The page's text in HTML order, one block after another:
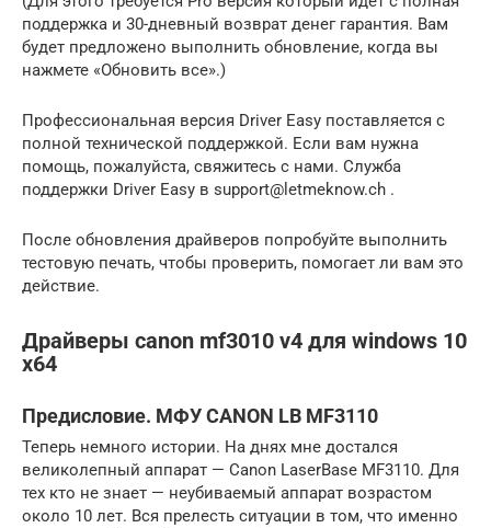
поддержка и 30-дневный возврат денег гарантия. Вам
будет предложено выполнить обновление, когда вы
нажмете «Обновить все».)
Профессиональная версия Driver Easy поставляется с
полной технической поддержкой. Если вам нужна
помощь, пожалуйста, свяжитесь с нами. Служба
поддержки Driver Easy в support@letmeknow.ch .
После обновления драйверов попробуйте выполнить
тестовую печать, чтобы проверить, помогает ли вам это
действие.
Драйверы canon mf3010 v4 для windows 10
x64
Предисловие. МФУ CANON LB MF3110
Теперь немного истории. На днях мне достался
великолепный аппарат — Canon LaserBase MF3110. Для
тех кто не знает — неубиваемый аппарат возрастом
около 10 лет. Вся прелесть ситуации в том, что именно